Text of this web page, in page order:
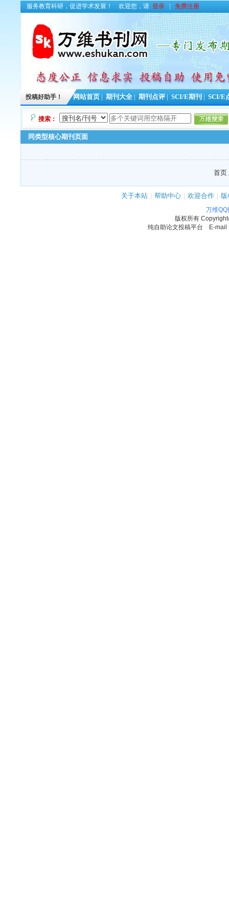
服务教育科研，促进学术发展！ 欢迎您，请 登录 免费注册
投稿好助手！ 网站首页 期刊大全 期刊点评 SCI/E期刊 SCI/E
搜索：
同类型核心期刊页面
首页
关于本站 | 帮助中心 | 欢迎合作 |
万维
版权所有
纯自助论文投稿平台 E-mail